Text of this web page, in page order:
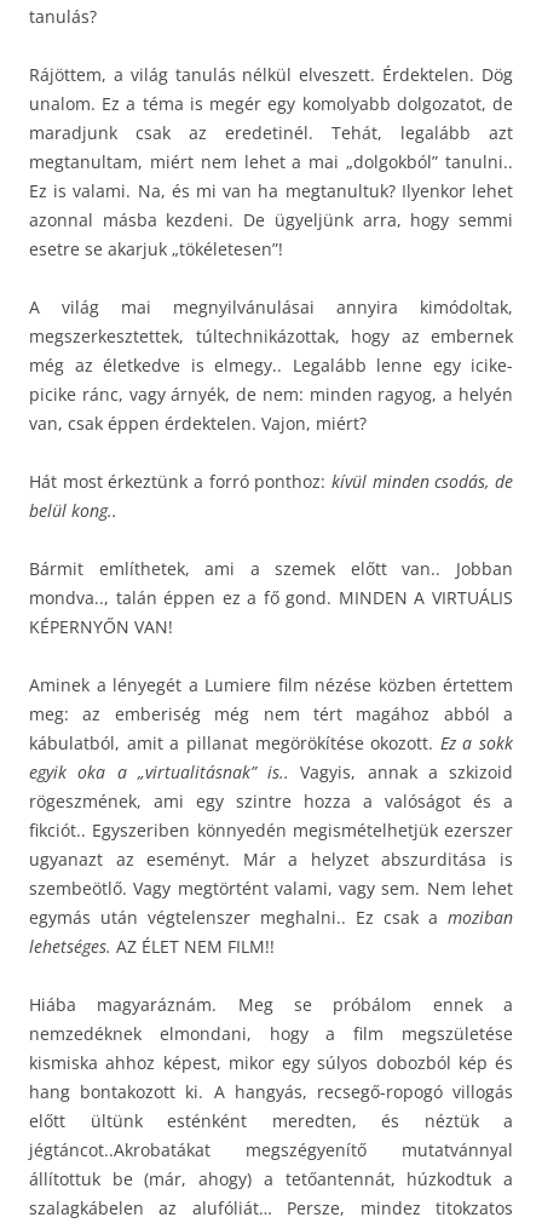
tanulás?
Rájöttem, a világ tanulás nélkül elveszett. Érdektelen. Dög
unalom. Ez a téma is megér egy komolyabb dolgozatot, de
maradjunk csak az eredetinél. Tehát, legalább azt
megtanultam, miért nem lehet a mai „dolgokból” tanulni..
Ez is valami. Na, és mi van ha megtanultuk? Ilyenkor lehet
azonnal másba kezdeni. De ügyeljünk arra, hogy semmi
esetre se akarjuk „tökéletesen”!
A világ mai megnyilvánulásai annyira kimódoltak,
megszerkesztettek, túltechnikázottak, hogy az embernek
még az életkedve is elmegy.. Legalább lenne egy icike-
picike ránc, vagy árnyék, de nem: minden ragyog, a helyén
van, csak éppen érdektelen. Vajon, miért?
Hát most érkeztünk a forró ponthoz: kívül minden csodás, de
belül kong..
Bármit említhetek, ami a szemek előtt van.. Jobban
mondva.., talán éppen ez a fő gond. MINDEN A VIRTUÁLIS
KÉPERNYŐN VAN!
Aminek a lényegét a Lumiere film nézése közben értettem
meg: az emberiség még nem tért magához abból a
kábulatból, amit a pillanat megörökítése okozott. Ez a sokk
egyik oka a „virtualitásnak” is.. Vagyis, annak a szkizoid
rögeszmének, ami egy szintre hozza a valóságot és a
fikciót.. Egyszeriben könnyedén megismételhetjük ezerszer
ugyanazt az eseményt. Már a helyzet abszurditása is
szembeötlő. Vagy megtörtént valami, vagy sem. Nem lehet
egymás után végtelenszer meghalni.. Ez csak a moziban
lehetséges. AZ ÉLET NEM FILM!!
Hiába magyaráznám. Meg se próbálom ennek a
nemzedéknek elmondani, hogy a film megszületése
kismiska ahhoz képest, mikor egy súlyos dobozból kép és
hang bontakozott ki. A hangyás, recsegő-ropogó villogás
előtt ültünk esténként meredten, és néztük a
jégtáncot..Akrobatákat megszégyenítő mutatvánnyal
állítottuk be (már, ahogy) a tetőantennát, húzkodtuk a
szalagkábelen az alufóliát… Persze, mindez titokzatos